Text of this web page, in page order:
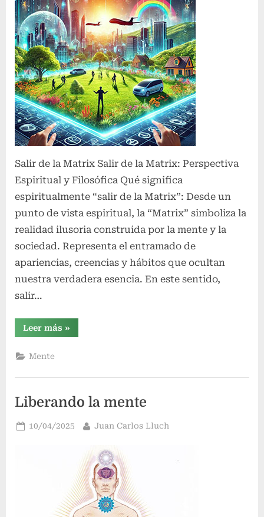
Salir de la Matrix Salir de la Matrix: Perspectiva
Espiritual y Filosófica Qué significa
espiritualmente “salir de la Matrix”: Desde un
punto de vista espiritual, la “Matrix” simboliza la
realidad ilusoria construida por la mente y la
sociedad. Representa el entramado de
apariencias, creencias y hábitos que ocultan
nuestra verdadera esencia. En este sentido,
salir…
Leer más “Salir
de
»
Mente
Liberando la mente
Publicado
10/04/2025 Por
Juan Carlos Lluch